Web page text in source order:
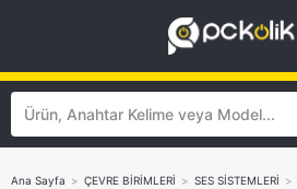
Ana Sayfa > ÇEVRE BİRİMLERİ > SES SİSTEMLERİ >